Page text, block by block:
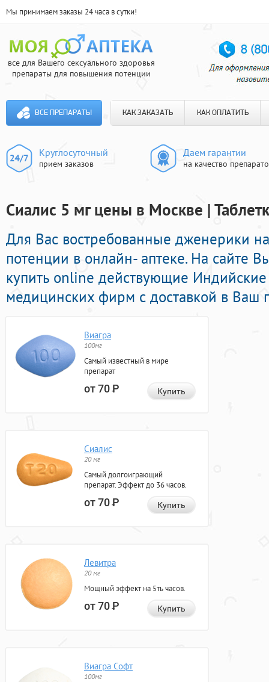
Мы принимаем заказы 24 часа в сутки!
все для Вашего сексуального здоровья
препараты для повышения потенции
ВСЕ ПРЕПАРАТЫ КАК ЗАКАЗАТЬ КАК ОПЛАТИТЬ
Круглосуточный
прием заказов
Даем гарантии
на качество
Сиалис 5 мг цены в Москве |
Для Вас востребованные дженерики
потенции в онлайн- аптеке. На сайте
купить online действующие
медицинских фирм с доставкой в Ваш
Виагра
100мг
Самый известный в мире
препарат
от 70Р Купить
Сиалис
20 мг
Самый долгоиграющий
препарат. Эффект до 36 часов.
от 70Р Купить
Левитра
20 мг
Мощный эффект на 5ть часов.
от 70Р Купить
Виагра Софт
100мг